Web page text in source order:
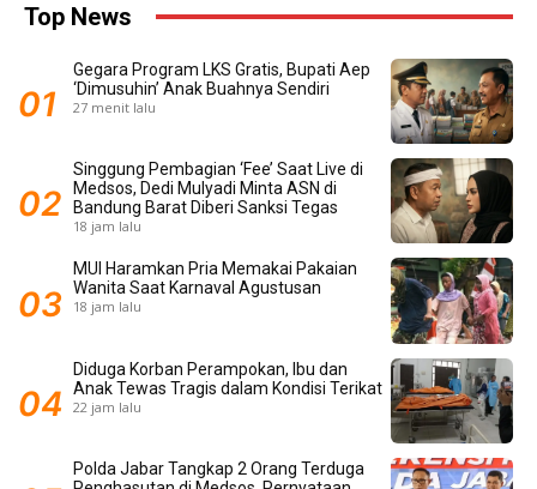
Top News
Gegara Program LKS Gratis, Bupati Aep
‘Dimusuhin’ Anak Buahnya Sendiri
27 menit lalu
Singgung Pembagian ‘Fee’ Saat Live di
Medsos, Dedi Mulyadi Minta ASN di
Bandung Barat Diberi Sanksi Tegas
18 jam lalu
MUI Haramkan Pria Memakai Pakaian
Wanita Saat Karnaval Agustusan
18 jam lalu
Diduga Korban Perampokan, Ibu dan
Anak Tewas Tragis dalam Kondisi Terikat
22 jam lalu
Polda Jabar Tangkap 2 Orang Terduga